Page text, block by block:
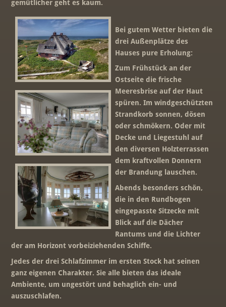
gemütlicher geht es kaum.
Bei gutem Wetter bieten die
drei Außenplätze des
Hauses pure Erholung:
Zum Frühstück an der
Ostseite die frische
Meeresbrise auf der Haut
spüren. Im windgeschützten
Strandkorb sonnen, dösen
oder schmökern. Oder mit
Decke und Liegestuhl auf
den diversen Holzterrassen
dem kraftvollen Donnern
der Brandung lauschen.
Abends besonders schön,
die in den Rundbogen
eingepasste Sitzecke mit
Blick auf die Dächer
Rantums und die Lichter
der am Horizont vorbeiziehenden Schiffe.
Jedes der drei Schlafzimmer im ersten Stock hat seinen
ganz eigenen Charakter. Sie alle bieten das ideale
Ambiente, um ungestört und behaglich ein- und
auszuschlafen.